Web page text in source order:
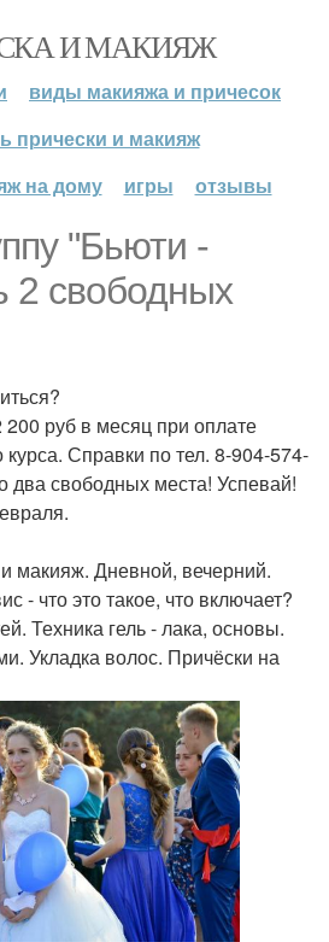
И МАКИЯЖ
виды макияжа и причесок
прически и макияж
на дому
игры отзывы
"Бьюти -
2 свободных
руб в месяц при оплате
курса. Справки по тел. 8-904-574-
два свободных места! Успевай!
макияж. Дневной, вечерний.
- что это такое, что включает?
Техника гель - лака, основы.
Укладка волос. Причёски на